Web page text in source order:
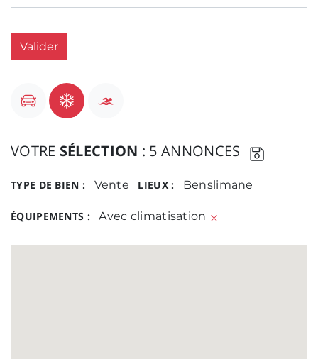
Valider
VOTRE SÉLECTION : 5 ANNONCES
TYPE DE BIEN : Vente LIEUX : Benslimane
ÉQUIPEMENTS : Avec climatisation